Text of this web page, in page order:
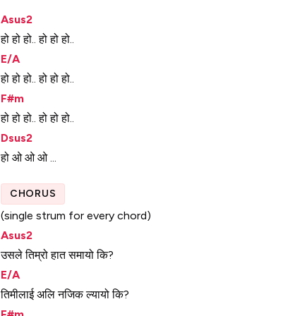
Asus2
हो हो हो.. हो हो हो..
E/A
हो हो हो.. हो हो हो..
F#m
हो हो हो.. हो हो हो..
Dsus2
हो ओ ओ ओ ...
CHORUS
(single strum for every chord)
Asus2
उसले तिम्रो हात समायो कि?
E/A
तिमीलाई अलि नजिक ल्यायो कि?